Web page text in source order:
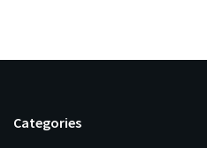
Categories